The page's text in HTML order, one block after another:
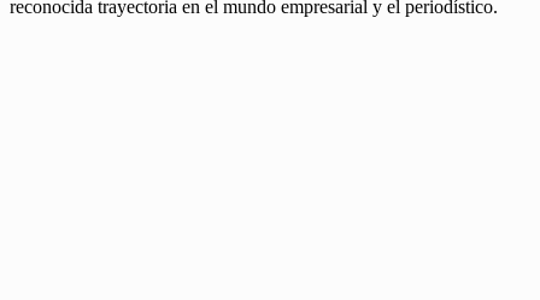
reconocida trayectoria en el mundo empresarial y el periodístico.